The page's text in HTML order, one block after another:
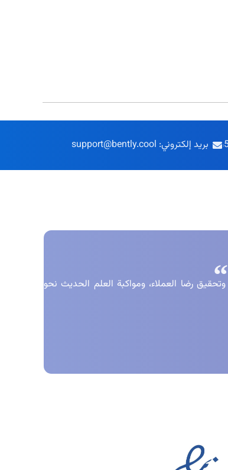
بريد إلكتروني: support@bently.cool
رضا العملاء، ومواكبة العلم الحديث نحو